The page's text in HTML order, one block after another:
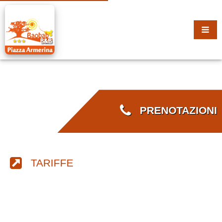
PRENOTAZIONI
TARIFFE